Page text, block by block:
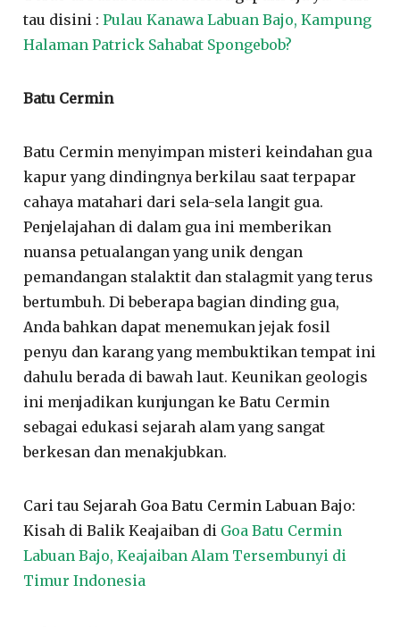
tau disini :Pulau Kanawa Labuan Bajo, Kampung
Halaman Patrick Sahabat Spongebob?
Batu Cermin
Batu Cermin menyimpan misteri keindahan gua
kapur yang dindingnya berkilau saat terpapar
cahaya matahari dari sela-sela langit gua.
Penjelajahan di dalam gua ini memberikan
nuansa petualangan yang unik dengan
pemandangan stalaktit dan stalagmit yang terus
bertumbuh. Di beberapa bagian dinding gua,
Anda bahkan dapat menemukan jejak fosil
penyu dan karang yang membuktikan tempat ini
dahulu berada di bawah laut. Keunikan geologis
ini menjadikan kunjungan ke Batu Cermin
sebagai edukasi sejarah alam yang sangat
berkesan dan menakjubkan.
Cari tau Sejarah Goa Batu Cermin Labuan Bajo:
Kisah di Balik Keajaiban di Goa Batu Cermin
Labuan Bajo, Keajaiban Alam Tersembunyi di
Timur Indonesia